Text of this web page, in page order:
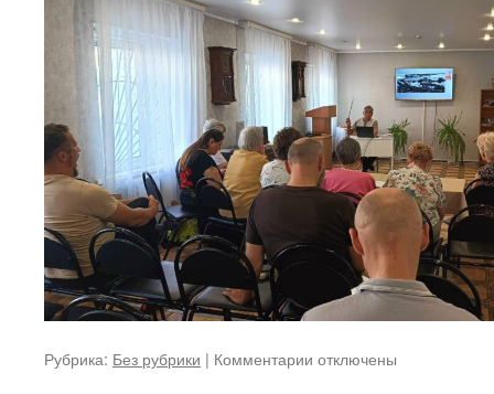
Рубрика: Без рубрики | Комментарии котключены